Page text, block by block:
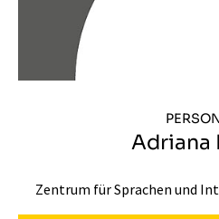
Adriana
Zentrum für Sprachen und